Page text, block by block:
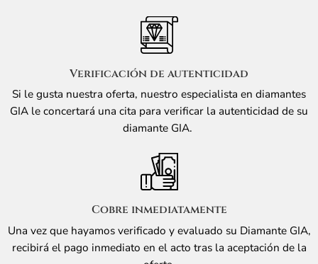
Verificación de autenticidad
Si le gusta nuestra oferta, nuestro especialista en diamantes
GIA le concertará una cita para verificar la autenticidad de su
diamante GIA.
Cobre inmediatamente
Una vez que hayamos verificado y evaluado su Diamante GIA,
recibirá el pago inmediato en el acto tras la aceptación de la